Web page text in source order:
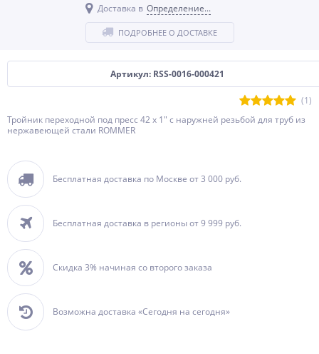
Артикул: RSS-0016-000421
(1)
Тройник переходной под пресс 42 x 1" с наружней резьбой для труб из
нержавеющей стали ROMMER
Бесплатная доставка по Москве от 3 000 руб.
Бесплатная доставка в регионы от 9 999 руб.
Скидка 3% начиная со второго заказа
Возможна доставка «Сегодня на сегодня»
Доставка в Определение...
ПОДРОБНЕЕ О ДОСТАВКЕ